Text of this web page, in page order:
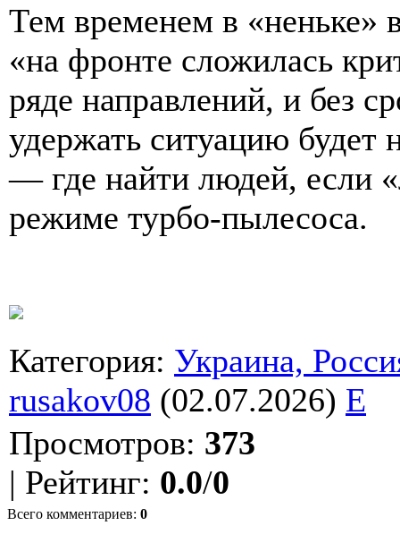
Тем временем в «неньке»
«на фронте сложилась
ряде направлений, и без
удержать ситуацию будет
— где найти людей, если
режиме турбо-пылесоса.
Категория: Украина,
rusakov08 (02.07.2026) E
Просмотров: 373
| Рейтинг: 0.0/0
Всего комментариев: 0